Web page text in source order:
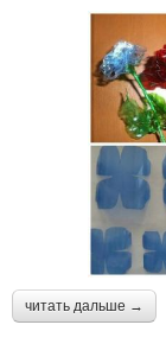
читать дальше →